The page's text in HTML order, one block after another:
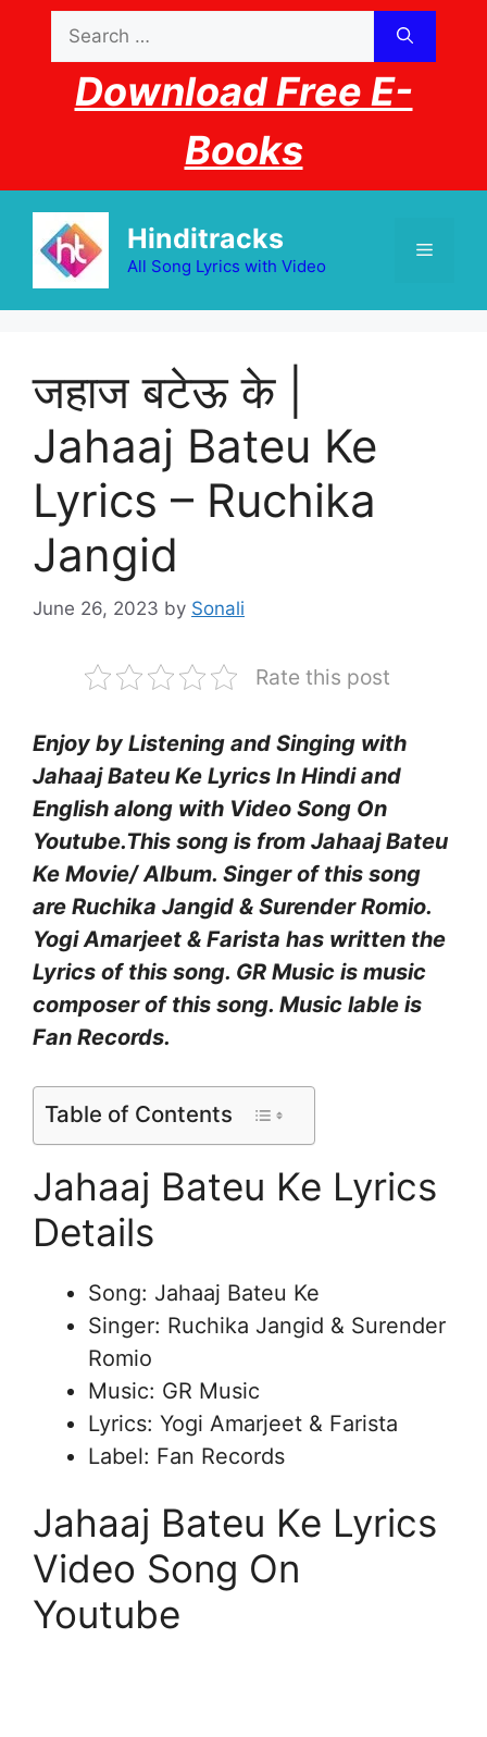
content
for:
Download Free E-
Books
Hinditracks
All Song Lyrics with Video
Menu
जहाज बटेऊ के |
Jahaaj Bateu Ke
Lyrics – Ruchika
Jangid
June 26, 2023 by Sonali
Rate this post
Enjoy by Listening and Singing with
Jahaaj Bateu Ke Lyrics In Hindi and
English along with Video Song On
Youtube.This song is from Jahaaj Bateu
Ke Movie/ Album. Singer of this song
are Ruchika Jangid & Surender Romio.
Yogi Amarjeet & Farista has written the
Lyrics of this song. GR Music is music
composer of this song. Music lable is
Fan Records.
Table of Contents
Jahaaj Bateu Ke Lyrics
Details
Song: Jahaaj Bateu Ke
Singer: Ruchika Jangid & Surender
Romio
Music: GR Music
Lyrics: Yogi Amarjeet & Farista
Label: Fan Records
Jahaaj Bateu Ke Lyrics
Video Song On
Youtube